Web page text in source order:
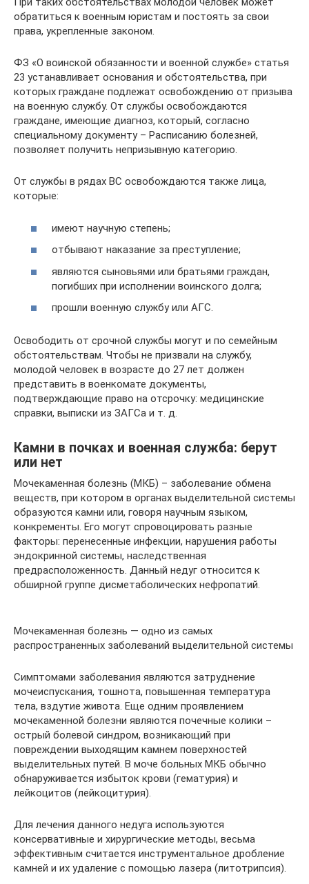
обратиться к военным юристам и постоять за свои
права, укрепленные законом.
ФЗ «О воинской обязанности и военной службе» статья
23 устанавливает основания и обстоятельства, при
которых граждане подлежат освобождению от призыва
на военную службу. От службы освобождаются
граждане, имеющие диагноз, который, согласно
специальному документу – Расписанию болезней,
позволяет получить непризывную категорию.
От службы в рядах ВС освобождаются также лица,
которые:
имеют научную степень;
отбывают наказание за преступление;
являются сыновьями или братьями граждан,
погибших при исполнении воинского долга;
прошли военную службу или АГС.
Освободить от срочной службы могут и по семейным
обстоятельствам. Чтобы не призвали на службу,
молодой человек в возрасте до 27 лет должен
представить в военкомате документы,
подтверждающие право на отсрочку: медицинские
справки, выписки из ЗАГСа и т. д.
Камни в почках и военная служба: берут
или нет
Мочекаменная болезнь (МКБ) – заболевание обмена
веществ, при котором в органах выделительной системы
образуются камни или, говоря научным языком,
конкременты. Его могут спровоцировать разные
факторы: перенесенные инфекции, нарушения работы
эндокринной системы, наследственная
предрасположенность. Данный недуг относится к
обширной группе дисметаболических нефропатий.
Мочекаменная болезнь — одно из самых
распространенных заболеваний выделительной системы
Симптомами заболевания являются затруднение
мочеиспускания, тошнота, повышенная температура
тела, вздутие живота. Еще одним проявлением
мочекаменной болезни являются почечные колики –
острый болевой синдром, возникающий при
повреждении выходящим камнем поверхностей
выделительных путей. В моче больных МКБ обычно
обнаруживается избыток крови (гематурия) и
лейкоцитов (лейкоцитурия).
Для лечения данного недуга используются
консервативные и хирургические методы, весьма
эффективным считается инструментальное дробление
камней и их удаление с помощью лазера (литотрипсия).